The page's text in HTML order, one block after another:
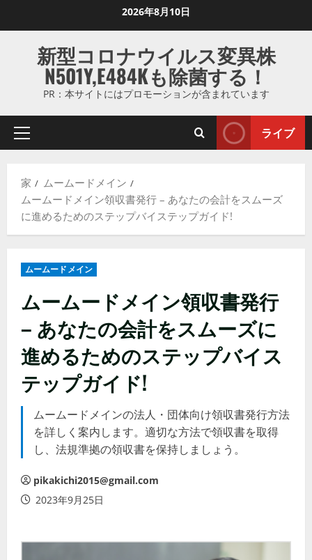
ス
ッ
2026年8月10日
新型コロナウイルス変異株
N501Y,E484Kも除菌する！
PR：本サイトにはプロモーションが含まれています
プ
マ
リ
メ
ー
ライブ
家
ムームードメイン
ムームードメイン領収書発行 – あなたの会計をスムーズ
に進めるためのステップバイステップガイド!
ムームードメイン
ムームードメイン領収書発行
– あなたの会計をスムーズに
進めるためのステップバイス
テップガイド!
ムームードメインの法人・団体向け領収書発行方法
を詳しく案内します。適切な方法で領収書を取得
し、法規準拠の領収書を保持しましょう。
pikakichi2015@gmail.com
2023年9月25日